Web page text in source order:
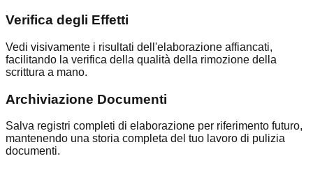
Verifica degli Effetti
Vedi visivamente i risultati dell'elaborazione affiancati,
facilitando la verifica della qualità della rimozione della
scrittura a mano.
Archiviazione Documenti
Salva registri completi di elaborazione per riferimento futuro,
mantenendo una storia completa del tuo lavoro di pulizia
documenti.